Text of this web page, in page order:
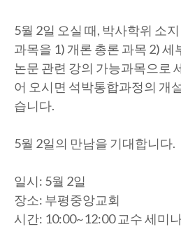
5월 2일 오실 때, 박사학위 소
과목을 1) 개론 총론 과목 2) 세
논문 관련 강의 가능과목으로
어 오시면 석박통합과정의 개
습니다.
5월 2일의 만남을 기대합니다.
일시: 5월 2일
장소: 부평중앙교회
시간: 10:00~12:00 교수 세미